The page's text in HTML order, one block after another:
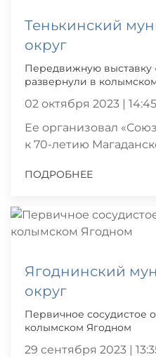
Тенькинский
округ
Передвижную выставку
развернули в
02 октября 2023 | 14:45
Ее организовал
к 70-летию
ПОДРОБНЕЕ
Ягоднинский
округ
Первичное сосудистое
колымском Ягодном
29 сентября 2023 |